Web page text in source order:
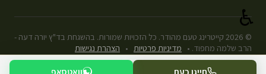
©
2026קייטרינג טעם מהודר. כל הזכויות שמורות. בהשגחת בד"ץ יורה דעה -
הרב שלמה מחפוד. • מדיניות פרטיות • הצהרת נגישות
עיצוב ופיתוח: Next.js Static.
חייגו כעת וואטסאפ
♿